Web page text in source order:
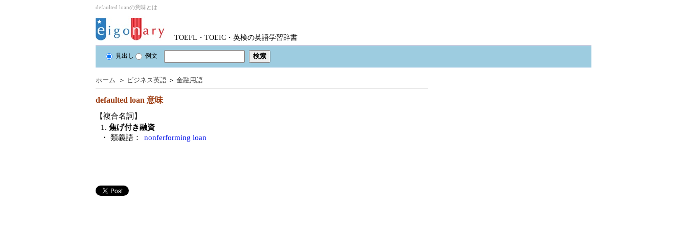
defaulted loanの意味とは
TOEFL・TOEIC・英検の英語学習辞書
見出し 例文
ホーム ＞ ビジネス英語 ＞ 金融用語
defaulted loan 意味
【複合名詞】
1. 焦げ付き融資
・ 類義語：
nonferforming loan